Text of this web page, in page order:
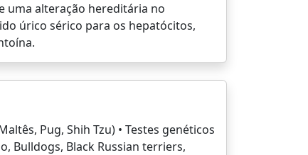
uma alteração hereditária no
úrico sérico para os hepatócitos,
Pug, Shih Tzu) • Testes genéticos
Bulldogs, Black Russian terriers,